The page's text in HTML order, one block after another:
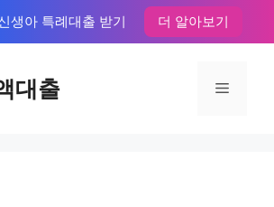
생아 특례대출 받기 더 알아보기
대출 메